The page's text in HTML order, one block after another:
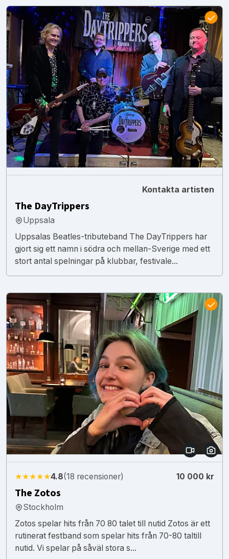
Kontakta artisten
The DayTrippers
Uppsala
Uppsalas Beatles-tributeband The DayTrippers har
gjort sig ett namn i södra och mellan-Sverige med ett
stort antal spelningar på klubbar, festivale...
★★★★★4.8(18 recensioner) 10 000 kr
The Zotos
Stockholm
Zotos spelar hits från 70 80 talet till nutid Zotos är ett
rutinerat festband som spelar hits från 70-80 taltill
nutid. Vi spelar på såväl stora s...